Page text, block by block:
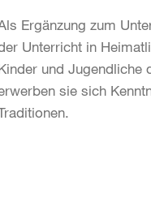
Ergänzung zum
Unterricht in
und Jugendliche
sie sich